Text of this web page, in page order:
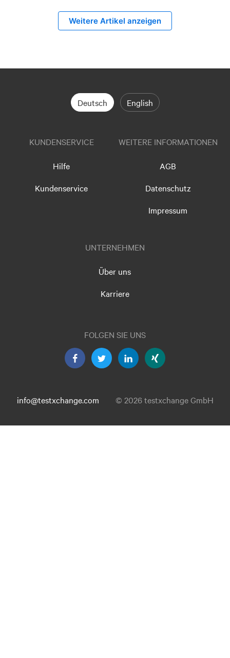
Weitere Artikel anzeigen
Deutsch English
KUNDENSERVICE
Hilfe
Kundenservice
WEITERE INFORMATIONEN
AGB
Datenschutz
Impressum
UNTERNEHMEN
Über uns
Karriere
FOLGEN SIE UNS
info@testxchange.com © 2026 testxchange GmbH